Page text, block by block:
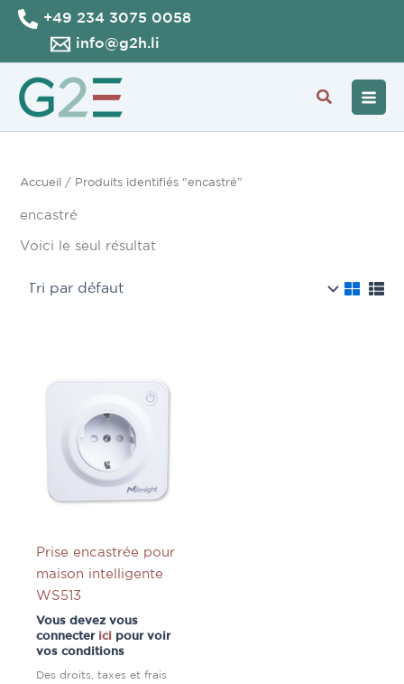
Aller
contenu
+49 234 3075 0058
info@g2h.li
Accueil / Produits identifiés “encastré”
encastré
Voici le seul résultat
Prise encastrée pour
maison intelligente
WS513
Vous devez vous
connecter ici pour voir
vos conditions
Des droits, taxes et frais